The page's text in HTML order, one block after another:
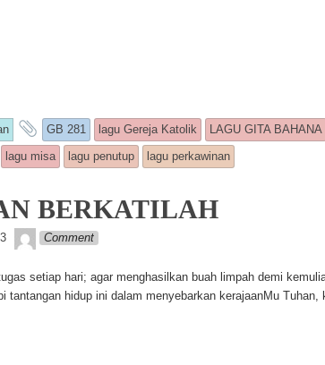
in
and tagged
GB 281 lagu Gereja Katolik LAGU GITA BAHANA
lagu misa
lagu penutup lagu perkawinan
BERKATILAH
Lapopp music
Comment
setiap hari; agar menghasilkan buah limpah demi
tantangan hidup ini dalam menyebarkan kerajaanMu Tuhan,